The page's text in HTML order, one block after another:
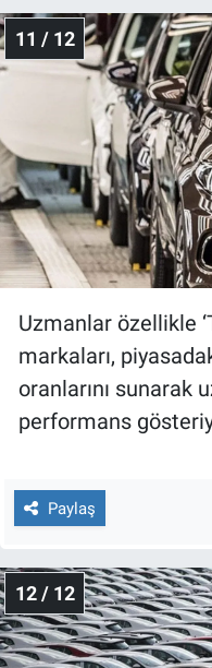
11 / 12
Uzmanlar özellikle
markaları,
oranlarını sunarak
performans
Paylaş
12 / 12